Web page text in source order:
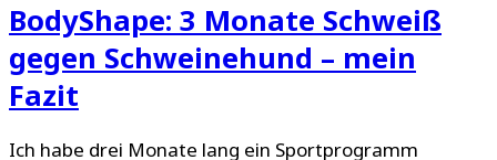
BodyShape: 3 Monate Schweiß
gegen Schweinehund – mein
Fazit
Ich habe drei Monate lang ein Sportprogramm